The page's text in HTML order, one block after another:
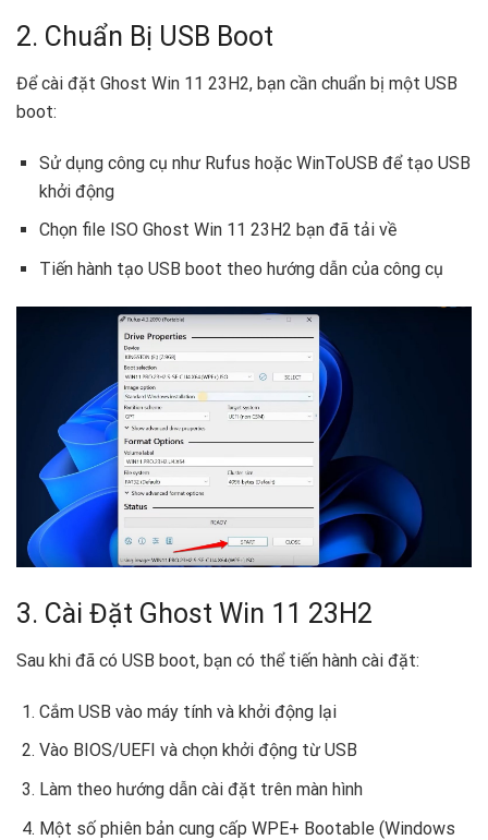
2. Chuẩn Bị USB Boot
Để cài đặt Ghost Win 11 23H2, bạn cần chuẩn bị một USB
boot:
Sử dụng công cụ như Rufus hoặc WinToUSB để tạo USB
khởi động
Chọn file ISO Ghost Win 11 23H2 bạn đã tải về
Tiến hành tạo USB boot theo hướng dẫn của công cụ
3. Cài Đặt Ghost Win 11 23H2
Sau khi đã có USB boot, bạn có thể tiến hành cài đặt:
Cắm USB vào máy tính và khởi động lại
Vào BIOS/UEFI và chọn khởi động từ USB
Làm theo hướng dẫn cài đặt trên màn hình
Một số phiên bản cung cấp WPE+ Bootable (Windows